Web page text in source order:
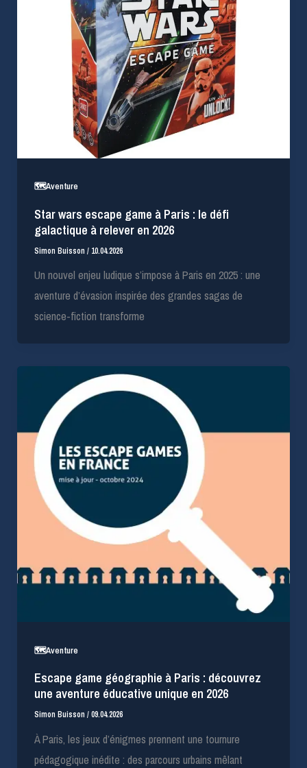
🗺️Aventure
Star wars escape game à Paris : le défi
galactique à relever en 2026
Simon Buisson / 10.04.2026
Un nouvel enjeu ludique s’impose à Paris en 2025 : une
aventure d’évasion inspirée des grandes sagas de
science-fiction transforme
🗺️Aventure
Escape game géographie à Paris : découvrez
une aventure éducative unique en 2026
Simon Buisson /09.04.2026
À Paris, les jeux d’énigmes prennent une tournure
pédagogique inédite : des parcours urbains mêlant